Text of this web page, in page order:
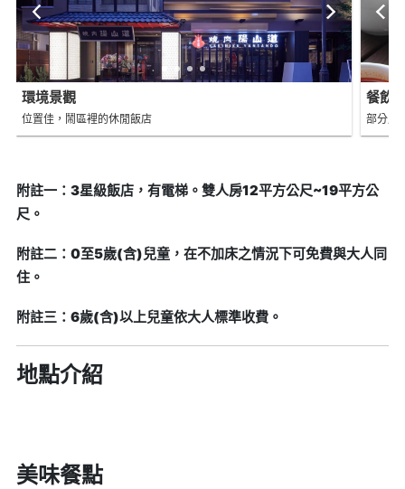
環境景觀
位置佳，鬧區裡的休閒飯店
餐飲
部分房
附註一：3星級飯店，有電梯。雙人房12平方公尺~19平方公
尺。
附註二：0至5歲(含)兒童，在不加床之情況下可免費與大人同
住。
附註三：6歲(含)以上兒童依大人標準收費。
地點介紹
美味餐點